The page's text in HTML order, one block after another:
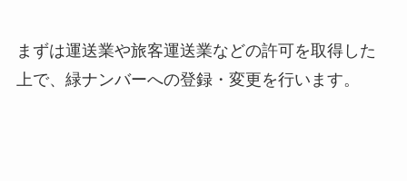
まずは運送業や旅客運送業などの許可を取得した
上で、緑ナンバーへの登録・変更を行います。